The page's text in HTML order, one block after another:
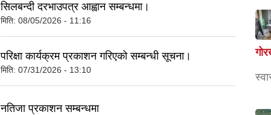
सिलबन्दी दरभाउपत्र आह्वान सम्बन्धमा।
मिति: 08/05/2026 - 11:16
परिक्षा कार्यक्रम प्रकाशन गरिएको सम्बन्धी सूचना।
मिति: 07/31/2026 - 13:10
नतिजा प्रकाशन सम्बन्धमा